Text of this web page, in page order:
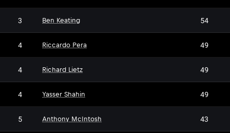
3 Ben Keating 54
4 Riccardo Pera 49
4 Richard Lietz 49
4 Yasser Shahin 49
5 Anthony McIntosh 43